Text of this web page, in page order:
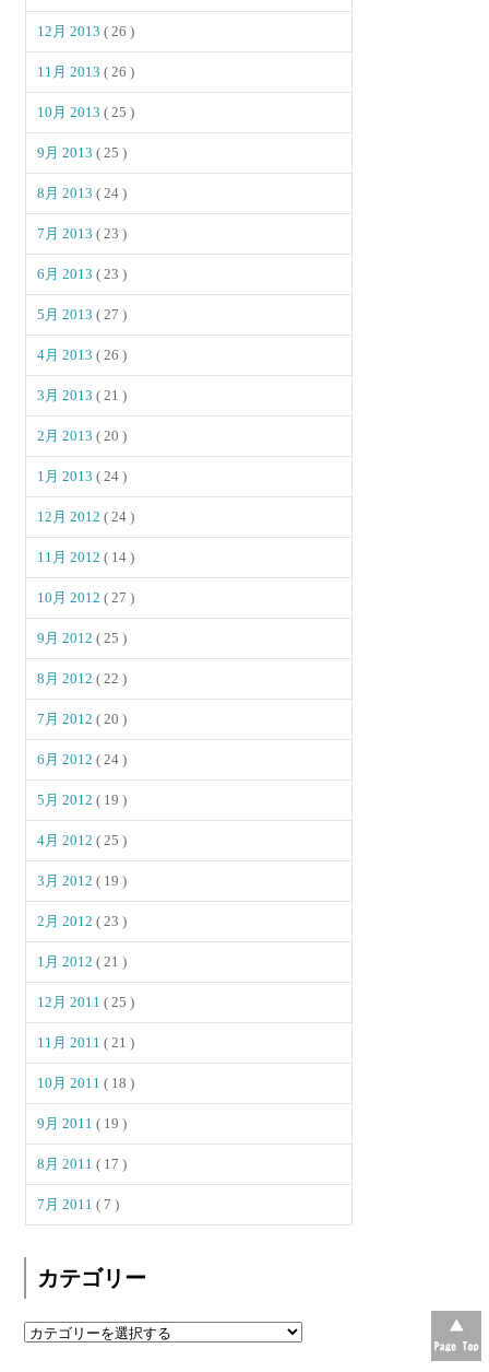
12月 2013( 26 )
11月 2013( 26 )
10月 2013( 25 )
9月 2013( 25 )
8月 2013( 24 )
7月 2013( 23 )
6月 2013( 23 )
5月 2013( 27 )
4月 2013( 26 )
3月 2013( 21 )
2月 2013( 20 )
1月 2013( 24 )
12月 2012( 24 )
11月 2012( 14 )
10月 2012( 27 )
9月 2012( 25 )
8月 2012( 22 )
7月 2012( 20 )
6月 2012( 24 )
5月 2012( 19 )
4月 2012( 25 )
3月 2012( 19 )
2月 2012( 23 )
1月 2012( 21 )
12月 2011( 25 )
11月 2011( 21 )
10月 2011( 18 )
9月 2011( 19 )
8月 2011( 17 )
7月 2011( 7 )
カテゴリー